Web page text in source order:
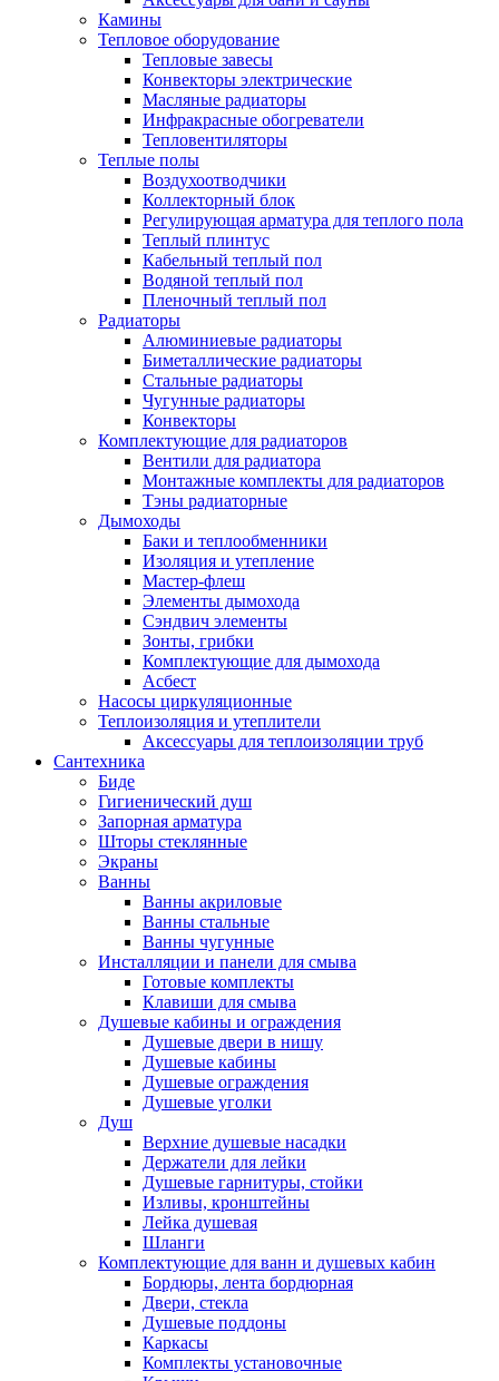
Камины
Тепловое оборудование
Тепловые завесы
Конвекторы электрические
Масляные радиаторы
Инфракрасные обогреватели
Тепловентиляторы
Теплые полы
Воздухоотводчики
Коллекторный блок
Регулирующая арматура для теплого пола
Теплый плинтус
Кабельный теплый пол
Водяной теплый пол
Пленочный теплый пол
Радиаторы
Алюминиевые радиаторы
Биметаллические радиаторы
Стальные радиаторы
Чугунные радиаторы
Конвекторы
Комплектующие для радиаторов
Вентили для радиатора
Монтажные комплекты для радиаторов
Тэны радиаторные
Дымоходы
Баки и теплообменники
Изоляция и утепление
Мастер-флеш
Элементы дымохода
Сэндвич элементы
Зонты, грибки
Комплектующие для дымохода
Асбест
Насосы циркуляционные
Теплоизоляция и утеплители
Аксессуары для теплоизоляции труб
Сантехника
Биде
Гигиенический душ
Запорная арматура
Шторы стеклянные
Экраны
Ванны
Ванны акриловые
Ванны стальные
Ванны чугунные
Инсталляции и панели для смыва
Готовые комплекты
Клавиши для смыва
Душевые кабины и ограждения
Душевые двери в нишу
Душевые кабины
Душевые ограждения
Душевые уголки
Душ
Верхние душевые насадки
Держатели для лейки
Душевые гарнитуры, стойки
Изливы, кронштейны
Лейка душевая
Шланги
Комплектующие для ванн и душевых кабин
Бордюры, лента бордюрная
Двери, стекла
Душевые поддоны
Каркасы
Комплекты установочные